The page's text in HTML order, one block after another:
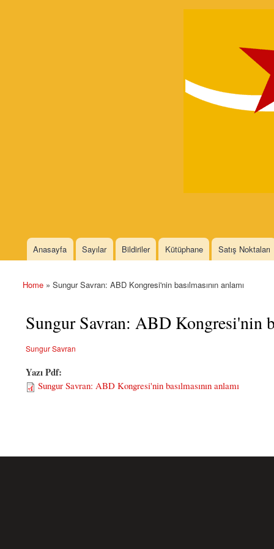
Main menu
Anasayfa Sayılar Bildiriler Kütüphane Satış Noktaları
You are here
Home » Sungur Savran: ABD Kongresi'nin basılmasının anlamı
Sungur Savran: ABD Kongresi'nin
Sungur Savran
Yazı Pdf:
Sungur Savran: ABD Kongresi'nin basılmasının anlamı